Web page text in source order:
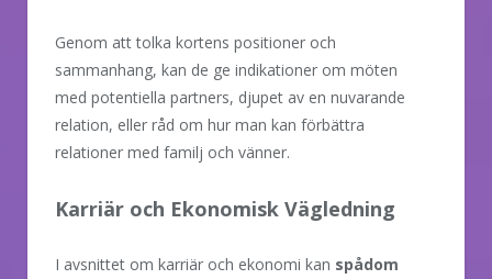
Genom att tolka kortens positioner och
sammanhang, kan de ge indikationer om möten
med potentiella partners, djupet av en nuvarande
relation, eller råd om hur man kan förbättra
relationer med familj och vänner.
Karriär och Ekonomisk Vägledning
I avsnittet om karriär och ekonomi kan spådom